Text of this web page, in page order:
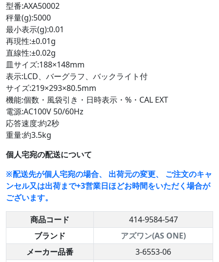
型番:AXA50002
秤量(g):5000
最小表示(g):0.01
再現性:±0.01g
直線性:±0.02g
皿サイズ:188×148mm
表示:LCD、バーグラフ、バックライト付
サイズ:219×293×80.5mm
機能:個数・風袋引き・日時表示・%・CAL EXT
電源:AC100V 50/60Hz
応答速度:約2秒
重量:約3.5kg
個人宅宛の配送について
※配送先が個人宅宛の場合、 出荷元の変更、 ご注文のキャ
ンセル又は出荷まで+3営業日ほどお時間をいただく場合が
ございます。
商品コード
414-9584-547
ブランド
アズワン(AS ONE)
メーカー品番
3-6553-06